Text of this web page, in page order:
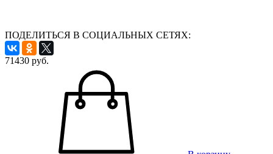
ПОДЕЛИТЬСЯ В СОЦИАЛЬНЫХ СЕТЯХ:
71430 руб.